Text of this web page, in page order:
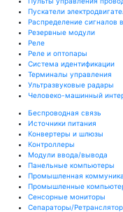
Пускатели
Распределение сигналов
Резервные модули
Реле
Реле и оптопары
Система идентификации
Терминалы управления
Ультразвуковые радары
Человеко-машинный
Беспроводная связь
Источники питания
Конвертеры и шлюзы
Контроллеры
Модули ввода/вывода
Панельные компьютеры
Промышленная
Промышленные
Сенсорные мониторы
Сепараторы/